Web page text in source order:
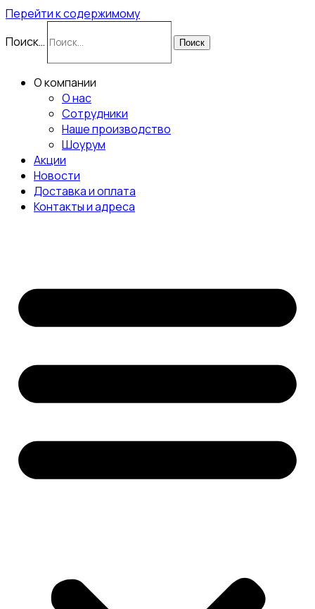
Перейти к содержимому
Поиск…
Поиск
О компании
О нас
Сотрудники
Наше производство
Шоурум
Акции
Новости
Доставка и оплата
Контакты и адреса